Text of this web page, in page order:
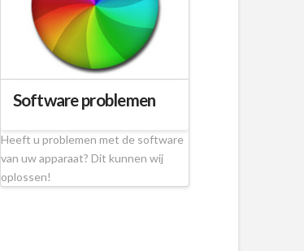
Software problemen
Heeft u problemen met de software
van uw apparaat? Dit kunnen wij
oplossen!